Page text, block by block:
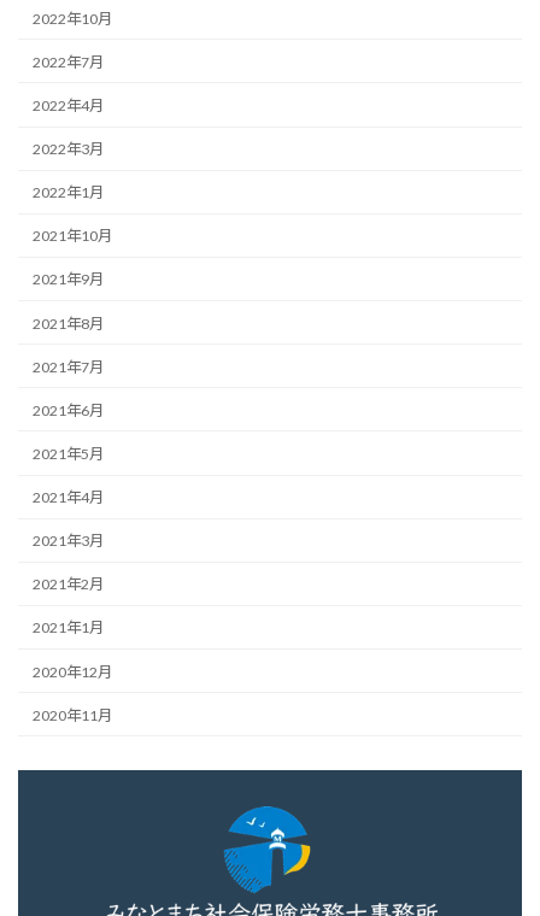
2022年10月
2022年7月
2022年4月
2022年3月
2022年1月
2021年10月
2021年9月
2021年8月
2021年7月
2021年6月
2021年5月
2021年4月
2021年3月
2021年2月
2021年1月
2020年12月
2020年11月